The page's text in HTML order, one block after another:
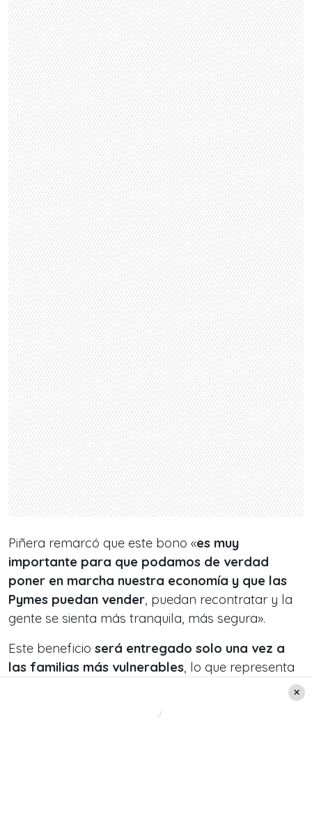
Piñera remarcó que este bono «es muy
importante para que podamos de verdad
poner en marcha nuestra economía y que las
Pymes puedan vender, puedan recontratar y la
gente se sienta más tranquila, más segura».
Este beneficio será entregado solo una vez a
las familias más vulnerables, lo que representa
traducirá en que cerca de 6 millones de chilenos